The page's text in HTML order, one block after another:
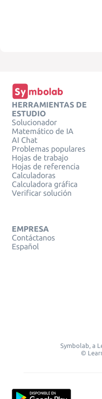
HERRAMIENTAS DE
ESTUDIO
Solucionador
Matemático de IA
AI Chat
Problemas populares
Hojas de trabajo
Hojas de referencia
Calculadoras
Calculadora gráfica
Verificar solución
EMPRESA
Contáctanos
Español
Symbolab, a
©